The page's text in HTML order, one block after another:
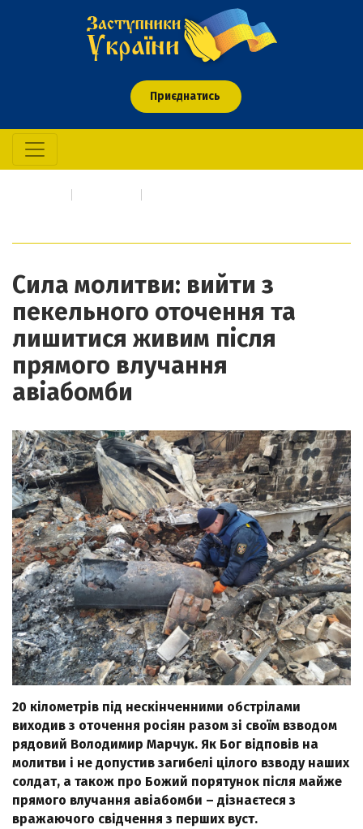
Приєднатись
Сила молитви: вийти з
пекельного оточення та
лишитися живим після
прямого влучання
авіабомби
20 кілометрів під нескінченними обстрілами
виходив з оточення росіян разом зі своїм взводом
рядовий Володимир Марчук. Як Бог відповів на
молитви і не допустив загибелі цілого взводу наших
солдат, а також про Божий порятунок після майже
прямого влучання авіабомби – дізнаєтеся з
вражаючого свідчення з перших вуст.